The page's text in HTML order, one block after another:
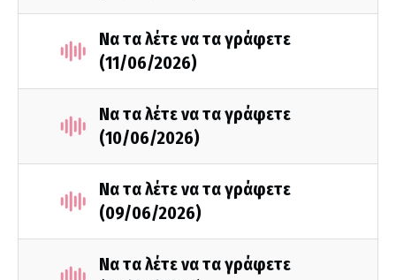
Να τα λέτε να τα γράφετε
(11/06/2026)
Να τα λέτε να τα γράφετε
(10/06/2026)
Να τα λέτε να τα γράφετε
(09/06/2026)
Να τα λέτε να τα γράφετε